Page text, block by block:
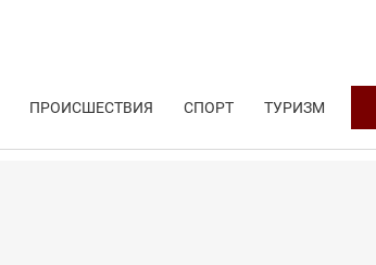
ПРОИСШЕСТВИЯ СПОРТ ТУРИЗМ